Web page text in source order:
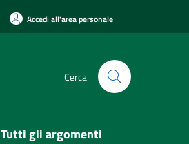
Accedi all'area personale
Cerca
Tutti gli argomenti